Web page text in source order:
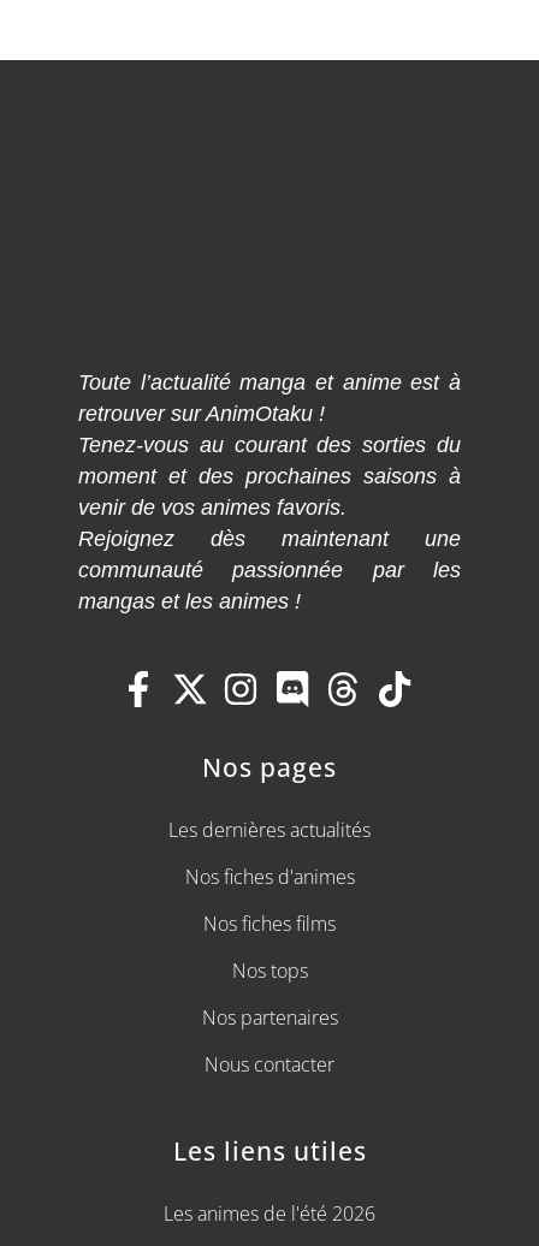
Toute l’actualité manga et anime est à
retrouver sur AnimOtaku !
Tenez-vous au courant des sorties du
moment et des prochaines saisons à
venir de vos animes favoris.
Rejoignez dès maintenant une
communauté passionnée par les
mangas et les animes !
Nos pages
Les dernières actualités
Nos fiches d'animes
Nos fiches films
Nos tops
Nos partenaires
Nous contacter
Les liens utiles
Les animes de l'été 2026